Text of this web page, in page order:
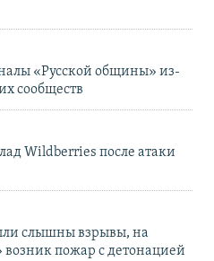
«Русской общины» из-
сообществ
Wildberries после атаки
слышны взрывы, на
возник пожар с детонацией